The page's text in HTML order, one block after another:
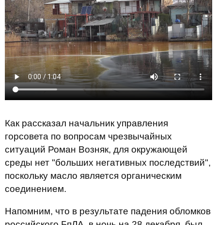
Как рассказал начальник управления
горсовета по вопросам чрезвычайных
ситуаций Роман Возняк, для окружающей
среды нет "больших негативных последствий",
поскольку масло является органическим
соединением.
Напомним, что в результате падения обломков